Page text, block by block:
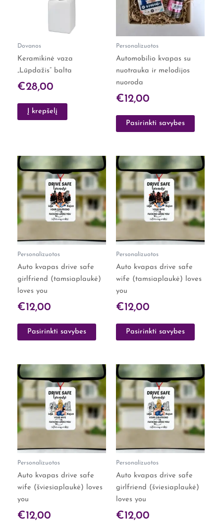
Dovanos
Keramikinė vaza
„Lūpdažis” balta
€28,00
Į krepšelį
Personalizuotos
Automobilio kvapas su
nuotrauka ir melodijos
nuoroda
€12,00
Pasirinkti savybes
may
Personalizuotos
Auto kvapas drive safe
girlfriend (tamsiaplaukė)
loves you
€12,00
Pasirinkti savybes
This
product
has
multiple
variants.
The
may
chosen
on
product
Personalizuotos
Auto kvapas drive safe
wife (tamsiaplaukė) loves
you
€12,00
Pasirinkti savybes
This
product
has
multiple
variants.
The
may
on
Personalizuotos
Auto kvapas drive safe
wife (šviesiaplaukė) loves
you
€12,00
This
product
has
multiple
variants.
The
may
chosen
on
product
Personalizuotos
Auto kvapas drive safe
girlfriend (šviesiaplaukė)
loves you
€12,00
This
product
has
multiple
variants.
The
may
on